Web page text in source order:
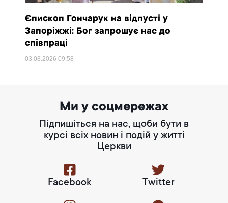
Єпископ Гончарук на відпусті у
Запоріжжі: Бог запрошує нас до
співпраці
03.08.202609:58
Ми у соцмережах
Підпишіться на нас, щоби бути в
курсі всіх новин і подій у житті
Церкви
Facebook Twitter